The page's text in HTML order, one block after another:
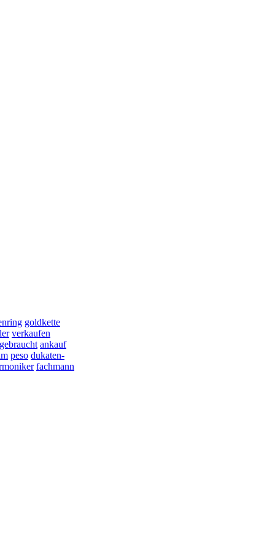
goldkette
verkaufen
gebraucht ankauf
peso dukaten-
fachmann